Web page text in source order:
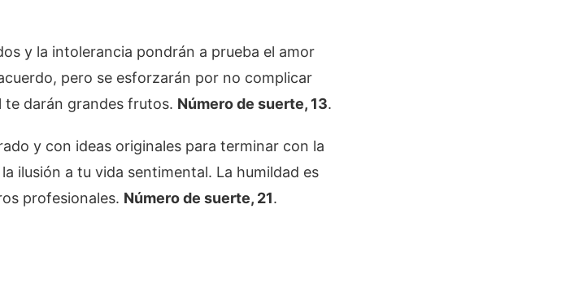
y la intolerancia pondrán a prueba el amor
pero se esforzarán por no complicar
te darán grandes frutos. Número de suerte, 13.
y con ideas originales para terminar con la
ilusión a tu vida sentimental. La humildad es
profesionales. Número de suerte, 21.